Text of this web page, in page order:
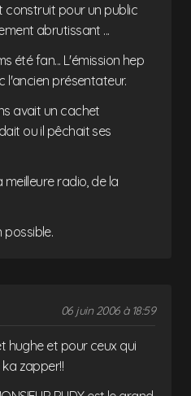
construit pour un public
abrutissant ...
été fan... L'émission hep
l'ancien présentateur.
avait un cachet
ou il pêchait ses
radio, de la
06 juin 2006 à 18:59
hughe et pour ceux qui
zapper!!